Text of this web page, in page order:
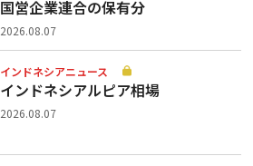
国営企業連合の保有分
2026.08.07
インドネシアニュース
インドネシアルピア相場
2026.08.07